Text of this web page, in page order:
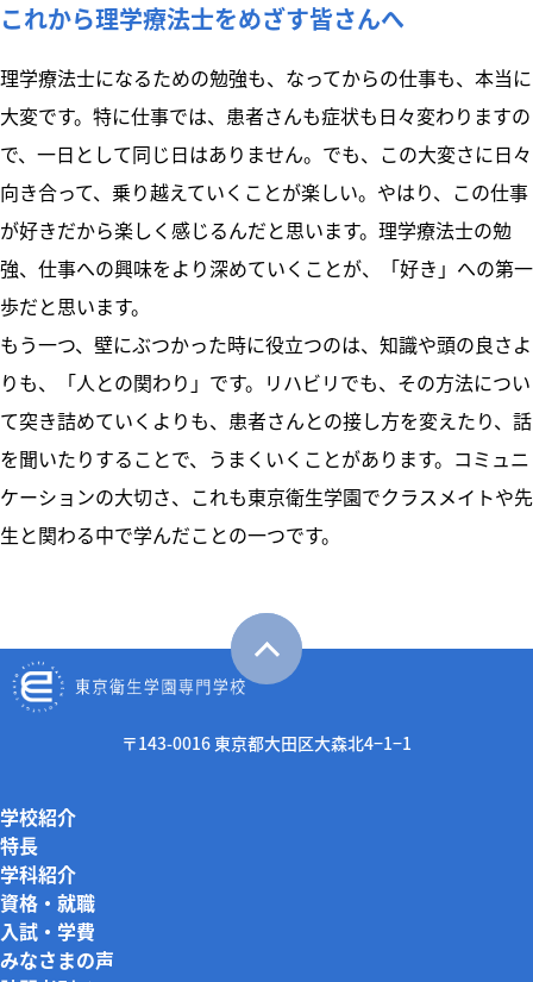
これから理学療法士をめざす皆さんへ
理学療法士になるための勉強も、なってからの仕事も、本当に
大変です。特に仕事では、患者さんも症状も日々変わりますの
で、一日として同じ日はありません。でも、この大変さに日々
向き合って、乗り越えていくことが楽しい。やはり、この仕事
が好きだから楽しく感じるんだと思います。理学療法士の勉
強、仕事への興味をより深めていくことが、「好き」への第一
歩だと思います。
もう一つ、壁にぶつかった時に役立つのは、知識や頭の良さよ
りも、「人との関わり」です。リハビリでも、その方法につい
て突き詰めていくよりも、患者さんとの接し方を変えたり、話
を聞いたりすることで、うまくいくことがあります。コミュニ
ケーションの大切さ、これも東京衛生学園でクラスメイトや先
生と関わる中で学んだことの一つです。
〒143-0016 東京都大田区大森北4−1−1
学校紹介
特長
学科紹介
資格・就職
入試・学費
みなさまの声